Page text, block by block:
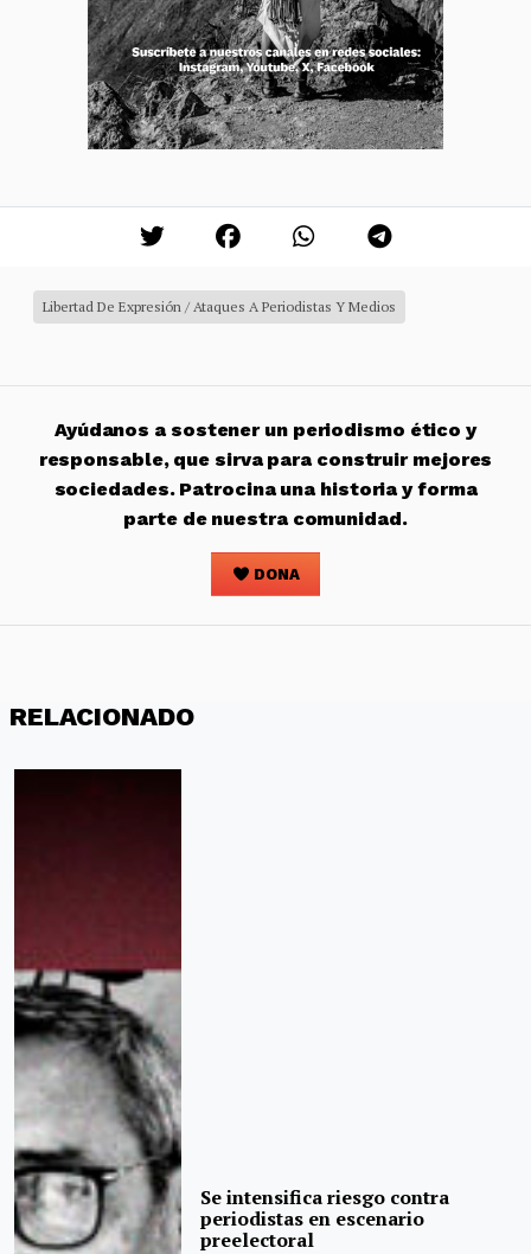
Libertad De Expresión / Ataques A Periodistas Y Medios
Ayúdanos a sostener un periodismo ético y
responsable, que sirva para construir mejores
sociedades. Patrocina una historia y forma
parte de nuestra comunidad.
DONA
RELACIONADO
Se intensifica riesgo contra
periodistas en escenario
preelectoral